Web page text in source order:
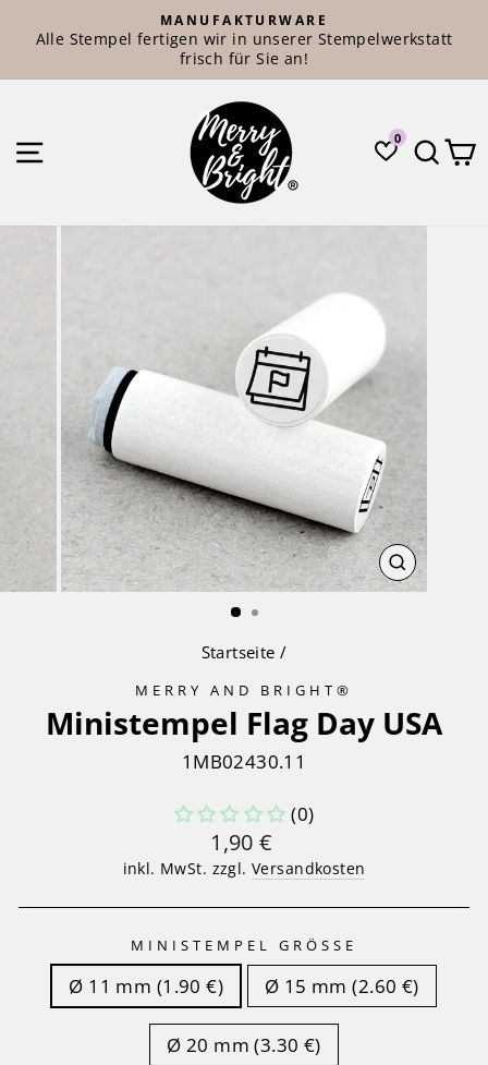
zum
Pause
Diashow
MANUFAKTURWARE
Alle Stempel fertigen wir in unserer Stempelwerkstatt
frisch für Sie an!
SEITENNAVIGATION 0
ESC)
Startseite /
MERRY AND BRIGHT®
Ministempel Flag Day USA
1MB02430.11
(0)
Normaler
Preis
1,90 €
inkl. MwSt. zzgl.Versandkosten
MINISTEMPEL GRÖSSE
Ø 11 mm (1.90 €) Ø 15 mm (2.60 €)
Ø 20 mm (3.30 €)